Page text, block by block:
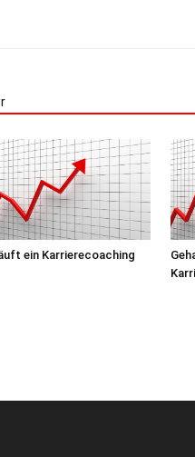
ein Karrierecoaching